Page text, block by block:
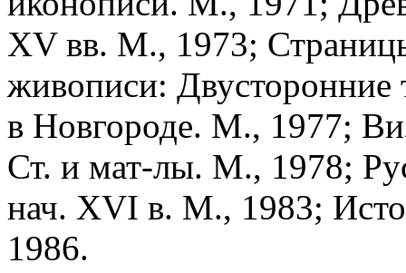
XV вв. М., 1973;
живописи: Двусторонние
в Новгороде. М., 1977;
Ст. и мат-лы. М., 1978;
нач. XVI в. М., 1983;
1986.